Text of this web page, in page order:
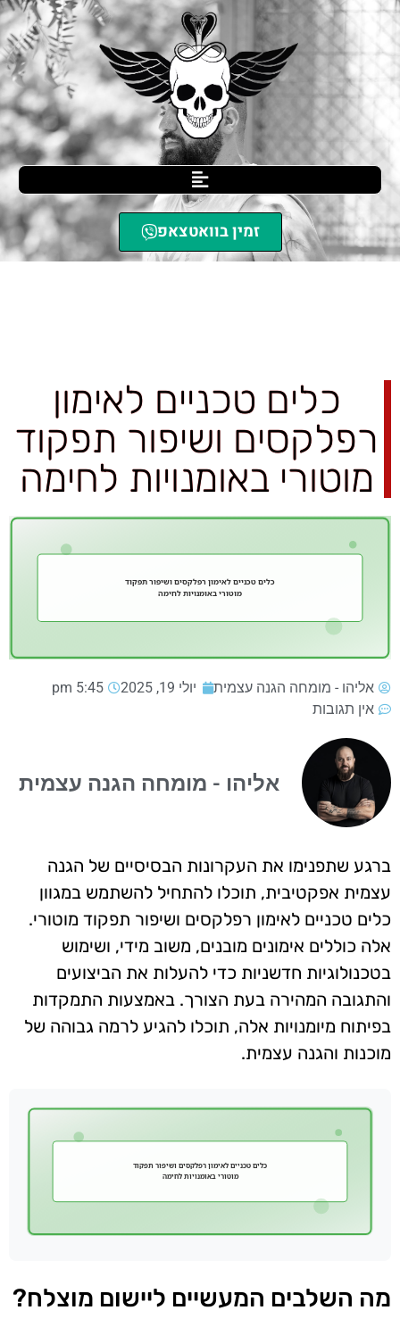
זמין בוואטצאפ
כלים טכניים לאימון
רפלקסים ושיפור תפקוד
מוטורי באומנויות לחימה
אליהו - מומחה הגנה עצמית יולי 19, 2025
5:45 pm
אין תגובות
אליהו - מומחה הגנה עצמית
ברגע שתפנימו את העקרונות הבסיסיים של הגנה
עצמית אפקטיבית, תוכלו להתחיל להשתמש במגוון
כלים טכניים לאימון רפלקסים ושיפור תפקוד מוטורי.
אלה כוללים אימונים מובנים, משוב מידי, ושימוש
בטכנולוגיות חדשניות כדי להעלות את הביצועים
והתגובה המהירה בעת הצורך. באמצעות התמקדות
בפיתוח מיומנויות אלה, תוכלו להגיע לרמה גבוהה של
מוכנות והגנה עצמית.
מה השלבים המעשיים ליישום מוצלח?